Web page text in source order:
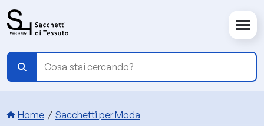
Briciole di pane
Home
Sacchetti per Moda